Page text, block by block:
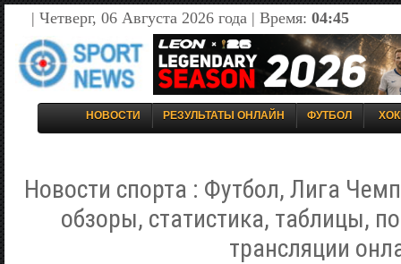
| Четверг, 06 Августа 2026 года | Время: 04:45
НОВОСТИ РЕЗУЛЬТАТЫ ОНЛАЙН ФУТБОЛ
Новости спорта : Футбол, Лига
обзоры, статистика, таблицы,
трансляции